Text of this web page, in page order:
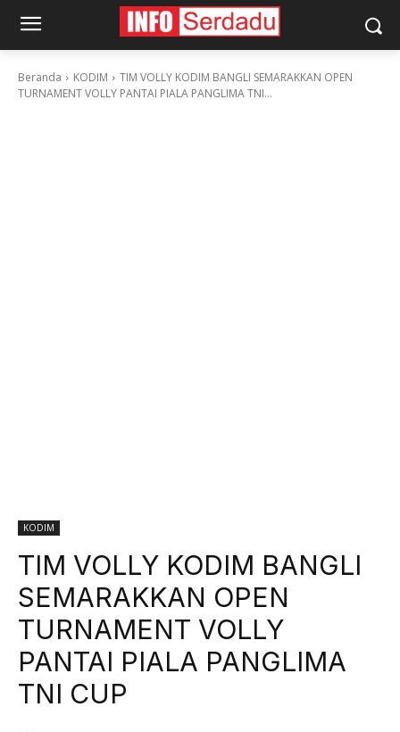
Beranda KODIM
TIM VOLLY KODIM BANGLI SEMARAKKAN OPEN
TURNAMENT VOLLY PANTAI PIALA PANGLIMA TNI...
KODIM
TIM VOLLY KODIM BANGLI
SEMARAKKAN OPEN
TURNAMENT VOLLY
PANTAI PIALA PANGLIMA
TNI CUP